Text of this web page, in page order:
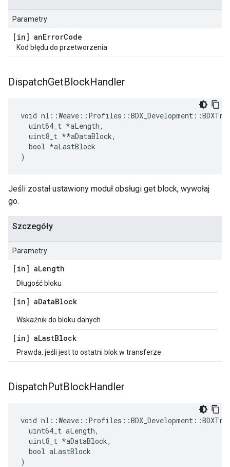
Parametry
[in] anErrorCode
Kod błędu do przetworzenia
DispatchGetBlockHandler
void
  uint64_t
*aLength,
  uint8_t *
*aDataBlock,
  bool *aLastBlock
)
Jeśli został ustawiony moduł obsługi get block, wywołaj
go.
Szczegóły
Parametry
[in] aLength
Długość bloku
[in] aDataBlock
Wskaźnik do bloku danych
[in] aLastBlock
Prawda, jeśli jest to ostatni blok w transferze
DispatchPutBlockHandler
void
  uint64_t aLength,
  uint8_t *aDataBlock,
  bool aLastBlock
)